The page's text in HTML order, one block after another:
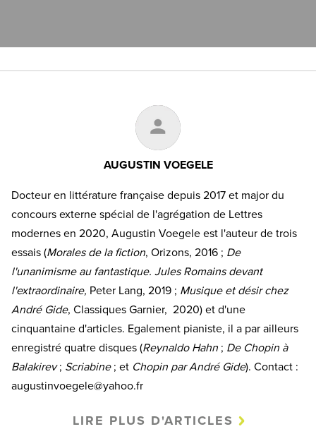
AUGUSTIN VOEGELE
Docteur en littérature française depuis 2017 et major du
concours externe spécial de l'agrégation de Lettres
modernes en 2020, Augustin Voegele est l'auteur de trois
essais (Morales de la fiction, Orizons, 2016 ; De
l'unanimisme au fantastique. Jules Romains devant
l'extraordinaire, Peter Lang, 2019 ; Musique et désir chez
André Gide, Classiques Garnier, 2020) et d'une
cinquantaine d'articles. Egalement pianiste, il a par ailleurs
enregistré quatre disques (Reynaldo Hahn ; De Chopin à
Balakirev; Scriabine; et Chopin par André Gide). Contact :
augustinvoegele@yahoo.fr
LIRE PLUS D'ARTICLES